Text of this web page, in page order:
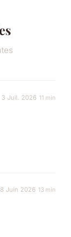
3 Juil. 2026 11 min
8 Juin 2026 13 min